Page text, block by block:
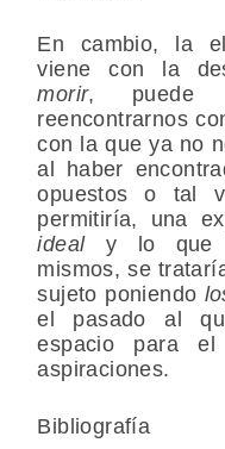
En cambio, la
viene con la
morir, puede
reencontrarnos
con la que ya no
al haber
opuestos o tal
permitiría, una
idealy lo que
mismos, se
sujeto poniendo
el pasado al
espacio para el
aspiraciones.
Bibliografía